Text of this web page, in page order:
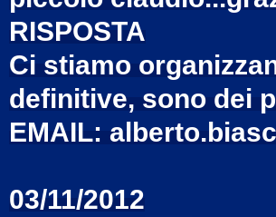
RISPOSTA
Ci stiamo
definitive, sono dei
EMAIL:
03/11/2012